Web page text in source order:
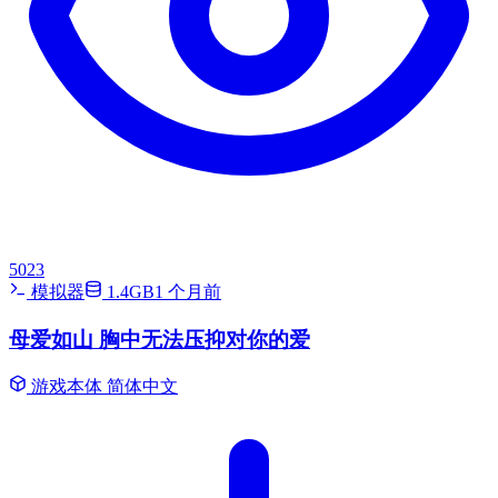
5023
模拟器
1.4GB1 个月前
母爱如山 胸中无法压抑对你的爱
游戏本体 简体中文